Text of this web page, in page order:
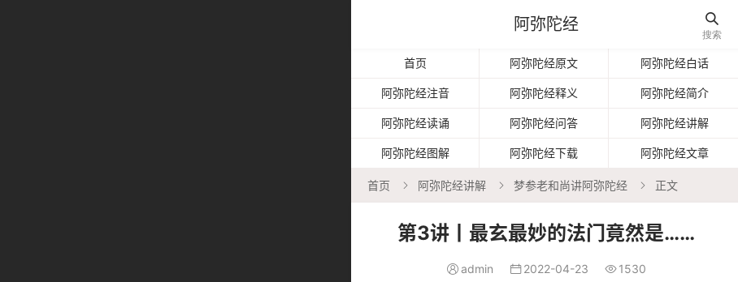
阿弥陀经 
搜索
首页 阿弥陀经原文 阿弥陀经白话
阿弥陀经注音 阿弥陀经释义 阿弥陀经简介
阿弥陀经读诵 阿弥陀经问答 阿弥陀经讲解
阿弥陀经图解 阿弥陀经下载 阿弥陀经文章
首页  阿弥陀经讲解  梦参老和尚讲阿弥陀经  正文
第3讲丨最玄最妙的法门竟然是……
 admin  2022-04-23  1530